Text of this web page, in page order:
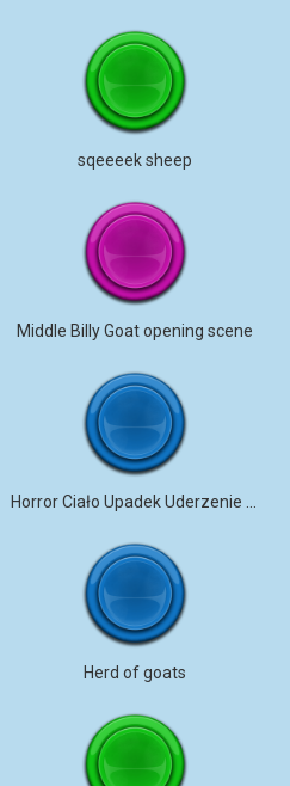
sqeeeek sheep
Middle Billy Goat opening scene
Herd of goats